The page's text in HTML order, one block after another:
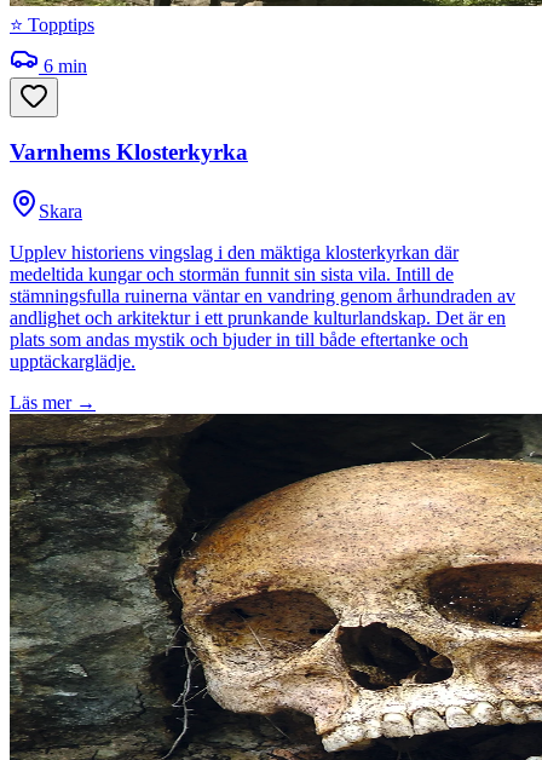
⭐ Topptips
6 min
Varnhems Klosterkyrka
Skara
Upplev historiens vingslag i den mäktiga klosterkyrkan där
medeltida kungar och stormän funnit sin sista vila. Intill de
stämningsfulla ruinerna väntar en vandring genom århundraden av
andlighet och arkitektur i ett prunkande kulturlandskap. Det är en
plats som andas mystik och bjuder in till både eftertanke och
upptäckarglädje.
Läs mer →